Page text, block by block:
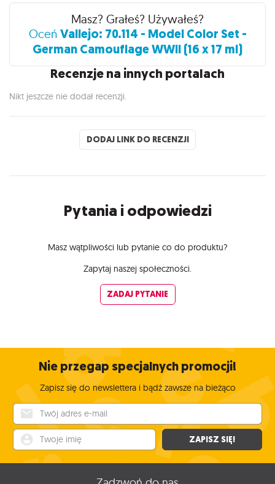
Recenzje
Masz? Grałeś? Używałeś?
Oceń Vallejo: 70.114 - Model Color Set -
German Camouflage WWII (16 x 17 ml)
Recenzje na innych portalach
Nikt jeszcze nie dodał recenzji.
DODAJ LINK DO RECENZJI
Pytania i odpowiedzi
Masz wątpliwości lub pytanie co do produktu?
Zapytaj naszej społeczności.
ZADAJ PYTANIE
Nie przegap specjalnych promocji!
Zapisz się do newslettera i bądź zawsze na bieżąco
ZAPISZ SIĘ!